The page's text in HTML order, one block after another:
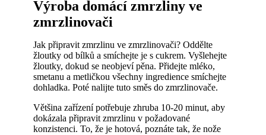
Výroba domácí zmrzliny ve
zmrzlinovači
Jak připravit zmrzlinu ve zmrzlinovači? Oddělte
žloutky od bílků a smíchejte je s cukrem. Vyšlehejte
žloutky, dokud se neobjeví pěna. Přidejte mléko,
smetanu a metličkou všechny ingredience smíchejte
dohladka. Poté nalijte tuto směs do zmrzlinovače.
Většina zařízení potřebuje zhruba 10-20 minut, aby
dokázala připravit zmrzlinu v požadované
konzistenci. To, že je hotová, poznáte tak, že nože